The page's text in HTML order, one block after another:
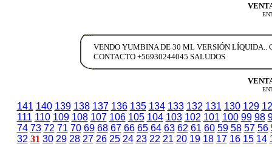
VENDO YUMBINA DE 30 ML VERSIÓN LÍQUIDA..
CONTACTO +56930244045 SALUDOS
141 140 139 138 137 136 135 134 133 132 131 130 129
111 110 109 108 107 106 105 104 103 102 101 100 99 98
74 73 72 71 70 69 68 67 66 65 64 63 62 61 60 59 58 57 56
32 31 30 29 28 27 26 25 24 23 22 21 20 19 18 17 16 15 14